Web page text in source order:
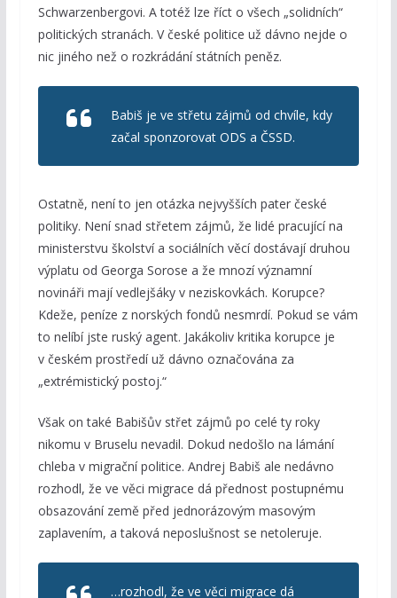
Schwarzenbergovi. A totéž lze říct o všech „solidních“
politických stranách. V české politice už dávno nejde o
nic jiného než o rozkrádání státních peněz.
Babiš je ve střetu zájmů od chvíle, kdy
začal sponzorovat ODS a ČSSD.
Ostatně, není to jen otázka nejvyšších pater české
politiky. Není snad střetem zájmů, že lidé pracující na
ministerstvu školství a sociálních věcí dostávají druhou
výplatu od Georga Sorose a že mnozí významní
novináři mají vedlejšáky v neziskovkách. Korupce?
Kdeže, peníze z norských fondů nesmrdí. Pokud se vám
to nelíbí jste ruský agent. Jakákoliv kritika korupce je
v českém prostředí už dávno označována za
„extrémistický postoj.“
Však on také Babišův střet zájmů po celé ty roky
nikomu v Bruselu nevadil. Dokud nedošlo na lámání
chleba v migrační politice. Andrej Babiš ale nedávno
rozhodl, že ve věci migrace dá přednost postupnému
obsazování země před jednorázovým masovým
zaplavením, a taková neposlušnost se netoleruje.
…rozhodl, že ve věci migrace dá